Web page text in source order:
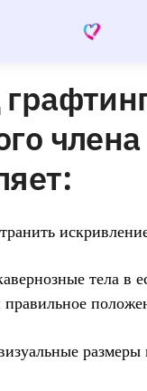
члена
тела в
правильное